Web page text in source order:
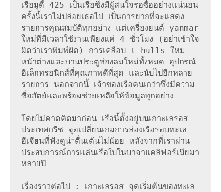
เรือมูดี้ 425 เป็นเรือซึ่งมีผู้สนใจรอซื้ออย่างแน่นอน
ครั้งนี้เราไม่ปล่อยเธอไป เป็นการยากที่จะแสดง
รายการคุณสมบัติทุกอย่าง แต่เครื่องยนต์ yanmar
ใหม่ที่มีเวลาใช้งานเพียงแค่ 4 ชั่วโมง (อย่าเข้าใจ
ผิดว่าเราพิมพ์ผิด) การเคลือบ t-hulls ใหม่
หน้าต่างและบานประตูช่องลมใหม่ทั้งหมด อุปกรณ์
อิเล็กทรอนิกส์ที่คุณภาพดีที่สุด และนับไปอีกหลาย
รายการ นอกจากนี้ เจ้าของเรือคนเกว่าซึ่งมีความ
ซื่อสัตย์และพร้อมช่วยเหลือให้ข้อมูลทุกอย่าง
โดยไม่คาดคิดมาก่อน เรือนี้ตั้งอยู่บนเกาะเลรอส
ประเทศกรีซ จุดเปลี่ยนเกมการล่องเรือรอบทะเล
อีเจียนที่ฟังดูน่าตื่นเต้นไม่น้อย หลังจากที่เราผ่าน
ประสบการณ์การแล่นเรือใบในบาจาแคลิฟอร์เนียมา
หลายปี
เรื่องราวต่อไป : เกาะเลรอส จุดเริ่มต้นของทะเล